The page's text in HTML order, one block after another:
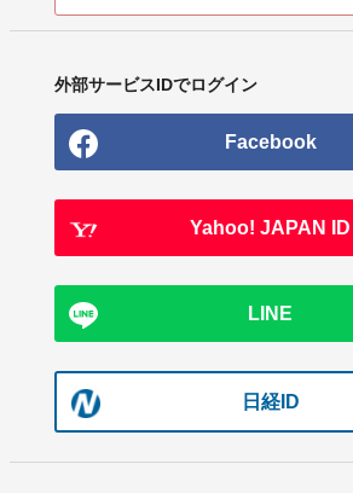
外部サービスIDでログイン
Facebook
Yahoo! JAPAN ID
LINE
日経ID